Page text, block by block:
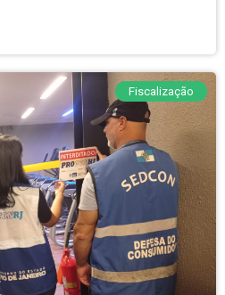
Fiscalização